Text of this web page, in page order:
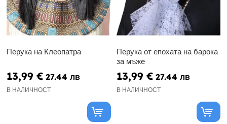
Перука на Клеопатра
13,99 € 27.44 лв
В НАЛИЧНОСТ
Перука от епохата на барока
за мъже
13,99 € 27.44 лв
В НАЛИЧНОСТ